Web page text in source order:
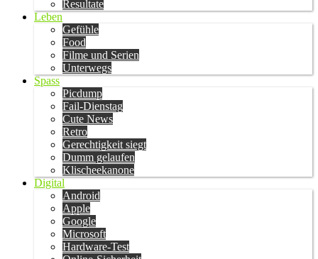
Resultate
Leben
Gefühle
Food
Filme und Serien
Unterwegs
Spass
Picdump
Fail-Dienstag
Cute News
Retro
Gerechtigkeit siegt
Dumm gelaufen
Klischeekanone
Digital
Android
Apple
Google
Microsoft
Hardware-Test